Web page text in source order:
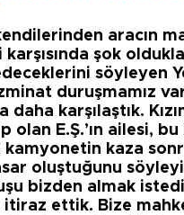
aracın
şok
söyleyen
duruşmamız
karşılaştık.
olan E.Ş.’ın ailesi,
kamyonetin kaza
oluştuğunu
bizden almak
itiraz ettik. Bize